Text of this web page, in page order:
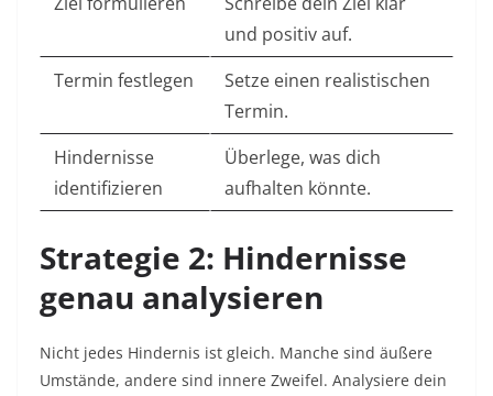
und positiv auf.
Termin festlegen
Setze einen realistischen
Termin.
Hindernisse
identifizieren
Überlege, was dich
aufhalten könnte.
Strategie 2: Hindernisse
genau analysieren
Nicht jedes Hindernis ist gleich. Manche sind äußere
Umstände, andere sind innere Zweifel. Analysiere dein